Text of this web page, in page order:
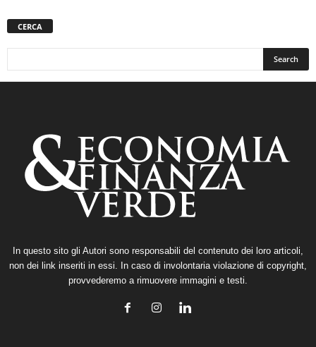
CERCA
In questo sito gli Autori sono responsabili del contenuto dei loro articoli,
non dei link inseriti in essi. In caso di involontaria violazione di copyright,
provvederemo a rimuovere immagini e testi.